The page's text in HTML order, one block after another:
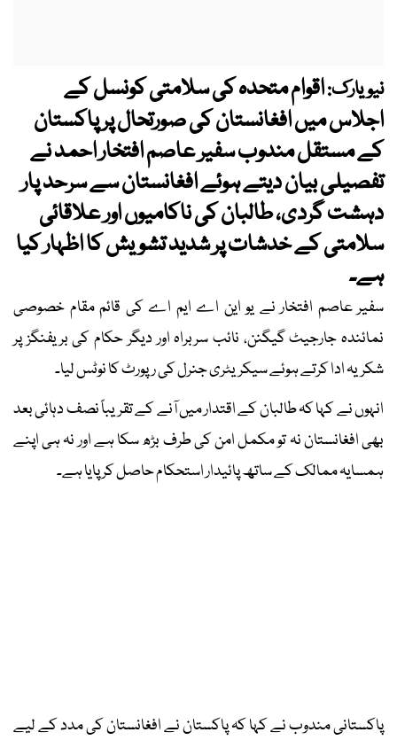
نیویارک:اقوام متحدہ کی سلامتی کونسل کے
اجلاس میں افغانستان کی صورتحال پر پاکستان
کے مستقل مندوب سفیر عاصم افتخار احمد نے
تفصیلی بیان دیتے ہوئے افغانستان سے سرحد پار
دہشت گردی، طالبان کی ناکامیوں اور علاقائی
سلامتی کے خدشات پر شدید تشویش کا اظہار کیا
ہے۔
سفیر عاصم افتخار نے یو این اے ایم اے کی قائم مقام خصوصی
نمائندہ جارجیٹ گیگنن، نائب سربراہ اور دیگر حکام کی بریفنگز پر
شکریہ ادا کرتے ہوئے سیکریٹری جنرل کی رپورٹ کا نوٹس لیا۔
انہوں نے کہا کہ طالبان کے اقتدار میں آنے کے تقریباً نصف دہائی بعد
بھی افغانستان نہ تو مکمل امن کی طرف بڑھ سکا ہے اور نہ ہی اپنے
ہمسایہ ممالک کے ساتھ پائیدار استحکام حاصل کر پایا ہے۔
پاکستانی مندوب نے کہا کہ پاکستان نے افغانستان کی مدد کے لیے